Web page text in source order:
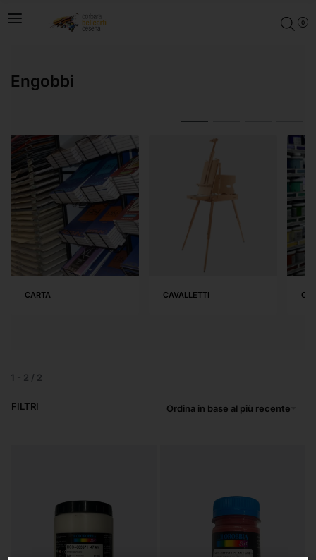
0
Engobbi
CARTA CAVALLETTI
1 2 / 2
Ordina in base al più recente
FILTRI